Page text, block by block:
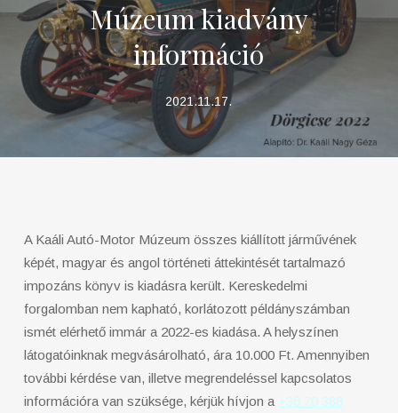
Múzeum kiadvány
információ
2021.11.17.
A Kaáli Autó-Motor Múzeum összes kiállított járművének
képét, magyar és angol történeti áttekintését tartalmazó
impozáns könyv is kiadásra került. Kereskedelmi
forgalomban nem kapható, korlátozott példányszámban
ismét elérhető immár a 2022-es kiadása. A helyszínen
látogatóinknak megvásárolható, ára 10.000 Ft. Amennyiben
további kérdése van, illetve megrendeléssel kapcsolatos
információra van szüksége, kérjük hívjon a +36 70 388